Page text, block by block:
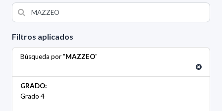
Filtros aplicados
Búsqueda por "MAZZEO"
GRADO:
Grado 4